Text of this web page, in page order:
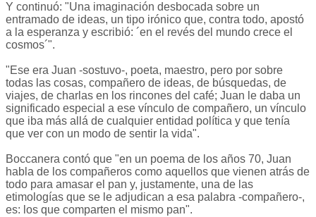
Y continuó: "Una imaginación desbocada sobre un
entramado de ideas, un tipo irónico que, contra todo, apostó
a la esperanza y escribió: ´en el revés del mundo crece el
cosmos´".
"Ese era Juan -sostuvo-, poeta, maestro, pero por sobre
todas las cosas, compañero de ideas, de búsquedas, de
viajes, de charlas en los rincones del café; Juan le daba un
significado especial a ese vínculo de compañero, un vínculo
que iba más allá de cualquier entidad política y que tenía
que ver con un modo de sentir la vida".
Boccanera contó que "en un poema de los años 70, Juan
habla de los compañeros como aquellos que vienen atrás de
todo para amasar el pan y, justamente, una de las
etimologías que se le adjudican a esa palabra -compañero-,
es: los que comparten el mismo pan".